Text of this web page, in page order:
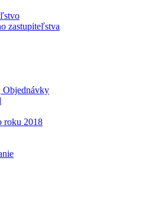
zastupiteľstva
Objednávky
roku 2018